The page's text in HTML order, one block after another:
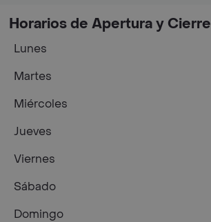
Horarios de Apertura y Cierre
Lunes
Martes
Miércoles
Jueves
Viernes
Sábado
Domingo